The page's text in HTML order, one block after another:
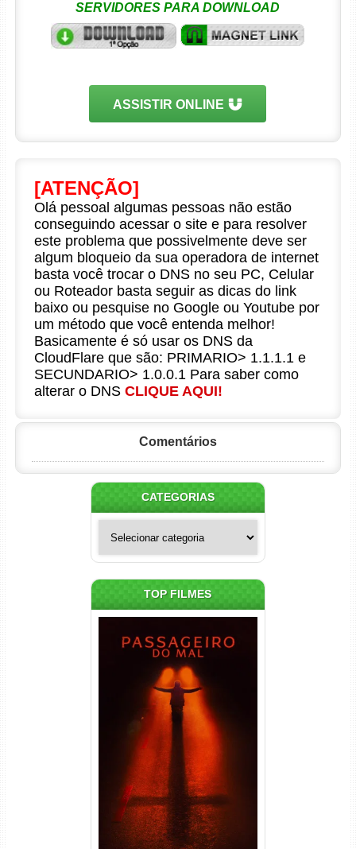
SERVIDORES PARA DOWNLOAD
ASSISTIR ONLINE
[ATENÇÃO]
Olá pessoal algumas pessoas não estão
conseguindo acessar o site e para resolver
este problema que possivelmente deve ser
algum bloqueio da sua operadora de internet
basta você trocar o DNS no seu PC, Celular
ou Roteador basta seguir as dicas do link
baixo ou pesquise no Google ou Youtube por
um método que você entenda melhor!
Basicamente é só usar os DNS da
CloudFlare que são: PRIMARIO> 1.1.1.1 e
SECUNDARIO> 1.0.0.1 Para saber como
alterar o DNS CLIQUE AQUI!
Comentários
CATEGORIAS
TOP FILMES
Passageiro do Mal Torrent
(2026) WEB-DL 1080p Dual
Áudio